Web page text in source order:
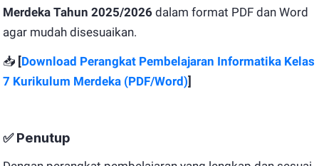
Merdeka Tahun 2025/2026 dalam format PDF dan Word
agar mudah disesuaikan.
📥 [Download Perangkat Pembelajaran Informatika Kelas
7 Kurikulum Merdeka (PDF/Word)]
✅Penutup